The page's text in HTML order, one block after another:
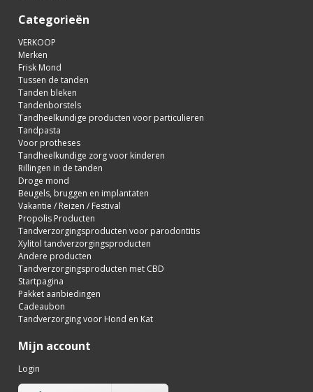
Categorieën
VERKOOP
Merken
Frisk Mond
Tussen de tanden
Tanden bleken
Tandenborstels
Tandheelkundige producten voor particulieren
Tandpasta
Voor protheses
Tandheelkundige zorg voor kinderen
Rillingen in de tanden
Droge mond
Beugels, bruggen en implantaten
Vakantie / Reizen / Festival
Propolis Producten
Tandverzorgingsproducten voor parodontitis
Xylitol tandverzorgingsproducten
Andere producten
Tandverzorgingsproducten met CBD
Startpagina
Pakket aanbiedingen
Cadeaubon
Tandverzorging voor Hond en Kat
Mijn account
Login